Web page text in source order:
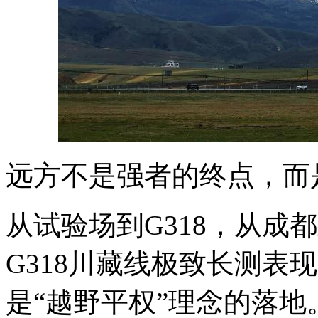
远方不是强者的终点，
从试验场到G318，从成
G318川藏线极致长测表
是“越野平权”理念的落